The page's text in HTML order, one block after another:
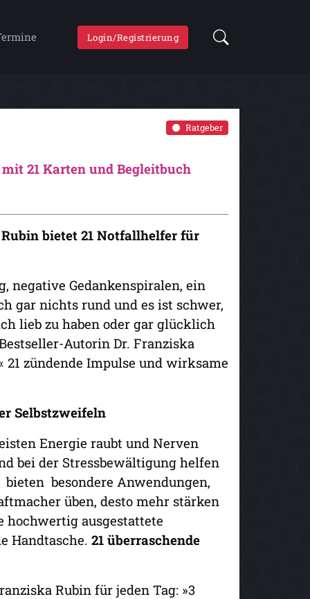
Login/Registrierung
Ratgeber
21 Karten und Begleitbuch
bietet 21 Notfallhelfer für
negative Gedankenspiralen, ein
gar nichts rund und es ist schwer,
lieb zu haben oder gar glücklich
Autorin Dr. Franziska
zündende Impulse und wirksame
Selbstzweifeln
Energie raubt und Nerven
bei der Stressbewältigung helfen
besondere Anwendungen,
üben, desto mehr stärken
hochwertig ausgestattete
Handtasche. 21 überraschende
Rubin für jeden Tag: »3